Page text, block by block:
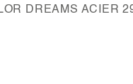
DREAMS ACIER